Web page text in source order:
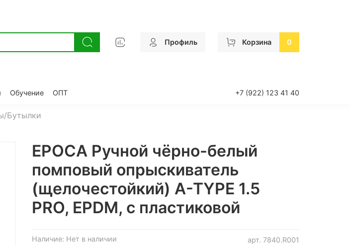
Профиль Корзина 0
Обучение ОПТ +7 (922) 123 41 40
Бутылки
арт. 7840.R001
Наличие: Нет в наличии
EPOCA Ручной чёрно-белый
помповый опрыскиватель
(щелочестойкий) A-TYPE 1.5
PRO, EPDM, с пластиковой